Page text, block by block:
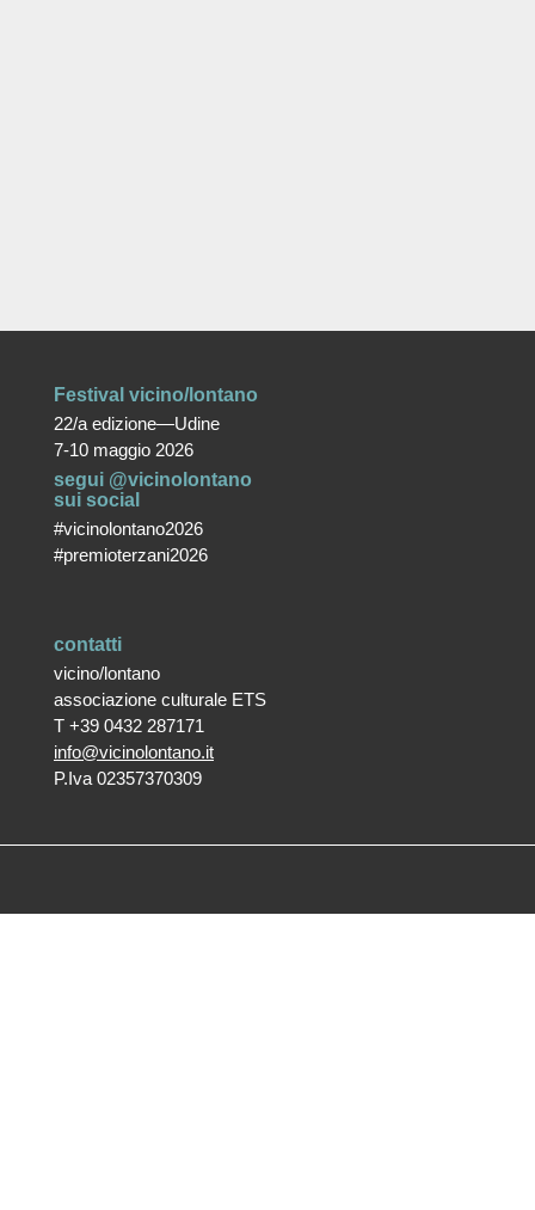
Festival vicino/lontano
22/a edizione—Udine
7-10 maggio 2026
segui @vicinolontano
sui social
#vicinolontano2026
#premioterzani2026
contatti
vicino/lontano
associazione culturale ETS
T +39 0432 287171
info@vicinolontano.it
P.Iva 02357370309